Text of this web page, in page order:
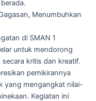
Menumbuhkan
di SMAN 1
untuk mendorong
kritis dan kreatif.
pemikirannya
yang mengangkat nilai-
Kegiatan ini